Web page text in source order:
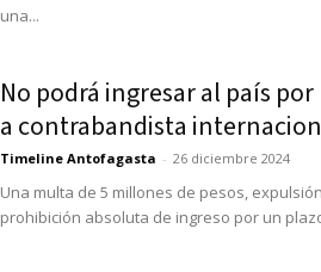
una...
No podrá ingresar al país
a contrabandista
Timeline Antofagasta - 26 diciembre 2024
Una multa de 5 millones de pesos,
prohibición absoluta de ingreso por un